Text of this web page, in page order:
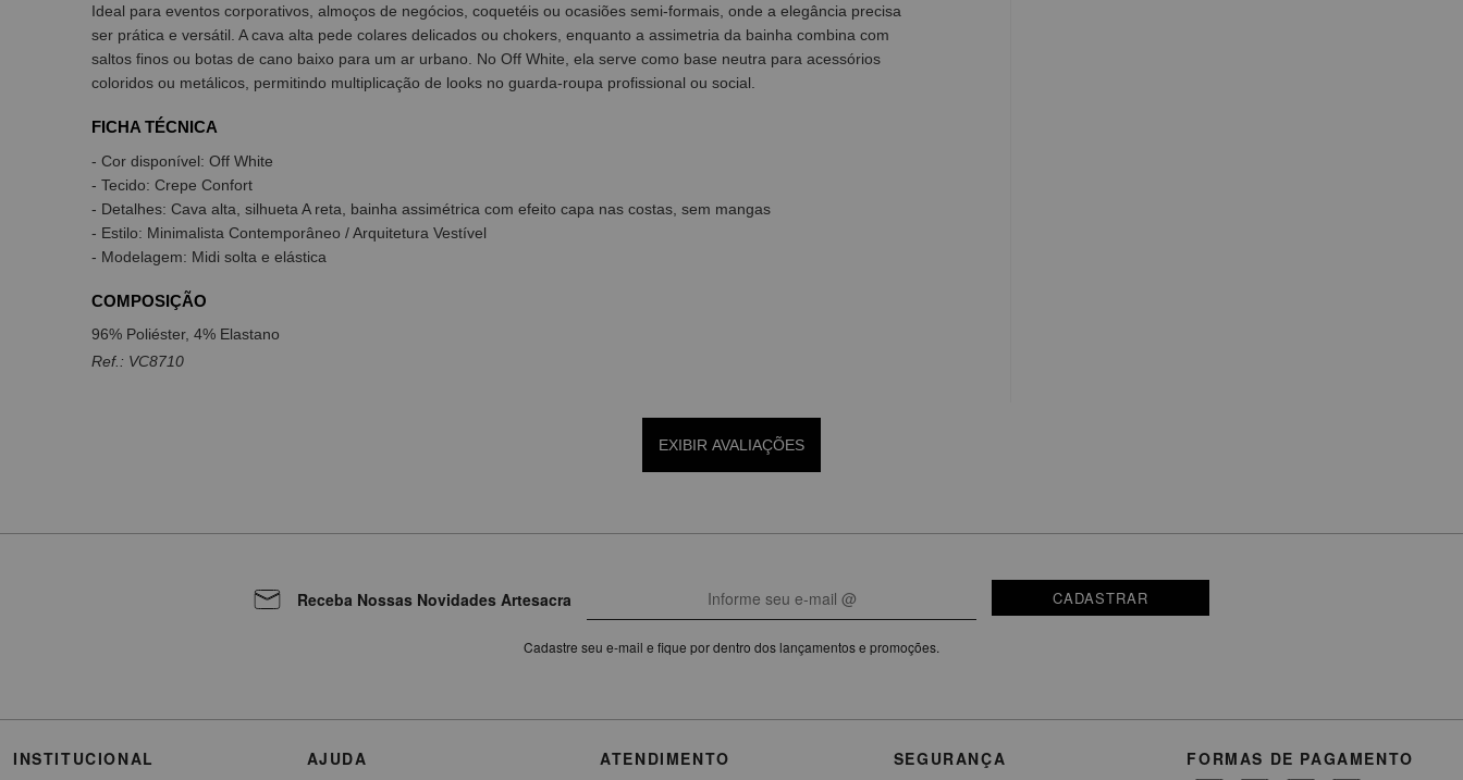
Ideal para eventos corporativos, almoços de negócios, coquetéis ou ocasiões semi-formais, onde a elegância precisa
ser prática e versátil. A cava alta pede colares delicados ou chokers, enquanto a assimetria da bainha combina com
saltos finos ou botas de cano baixo para um ar urbano. No Off White, ela serve como base neutra para acessórios
coloridos ou metálicos, permitindo multiplicação de looks no guarda-roupa profissional ou social.
FICHA TÉCNICA
- Cor disponível: Off White
- Tecido: Crepe Confort
- Detalhes: Cava alta, silhueta A reta, bainha assimétrica com efeito capa nas costas, sem mangas
- Estilo: Minimalista Contemporâneo / Arquitetura Vestível
- Modelagem: Midi solta e elástica
COMPOSIÇÃO
96% Poliéster, 4% Elastano
Ref.: VC8710
EXIBIR AVALIAÇÕES
Receba Nossas Novidades Artesacra CADASTRAR
Cadastre seu e-mail e fique por dentro dos lançamentos e promoções.
INSTITUCIONAL AJUDA ATENDIMENTO SEGURANÇA FORMAS DE PAGAMENTO